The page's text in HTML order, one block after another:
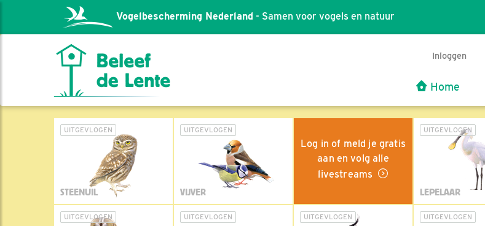
Vogelbescherming Nederland - Samen voor vogels en natuur
Inloggen
Home
UITGEVLOGEN
STEENUIL
UITGEVLOGEN
VIJVER
Log in of meld je gratis
aan en volg alle
livestreams
UITGEVLOGEN
LEPELAAR
UITGEVLOGEN UITGEVLOGEN UITGEVLOGEN UITGEVLOGEN